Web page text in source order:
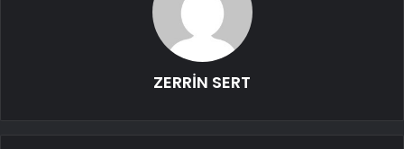
ZERRİN SERT